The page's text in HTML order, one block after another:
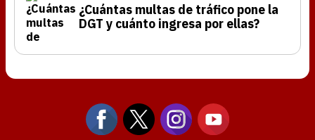
¿Cuántas multas de tráfico pone la
DGT y cuánto ingresa por ellas?